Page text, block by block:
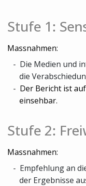
Stufe 1:
Massnahmen:
Die Medien und
die
Der Bericht ist
einsehbar.
Stufe 2:
Massnahmen:
Empfehlung an
der Ergebnisse